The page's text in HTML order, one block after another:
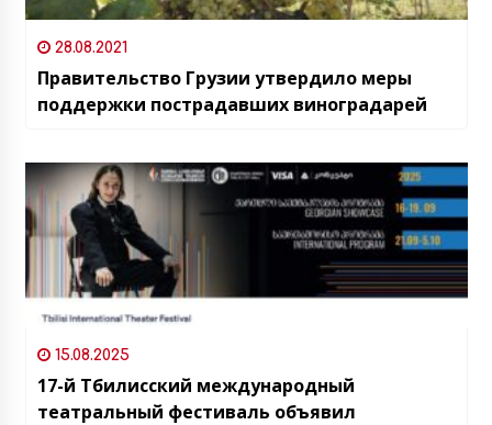
28.08.2021
Правительство Грузии утвердило меры
поддержки пострадавших виноградарей
15.08.2025
17-й Тбилисский международный
театральный фестиваль объявил